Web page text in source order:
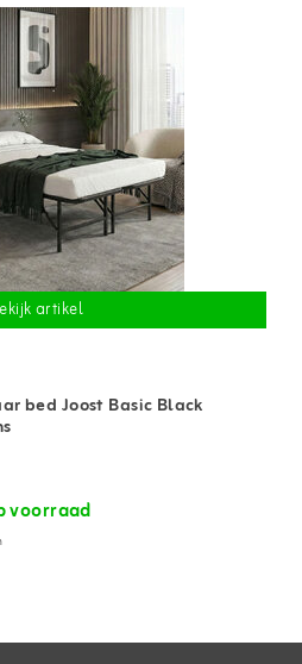
artikel
bed Joost Basic Black
voorraad